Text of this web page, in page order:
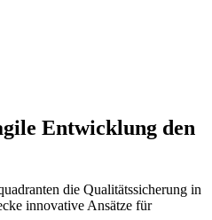
Entwicklung den
die Qualitätssicherung in
innovative Ansätze für